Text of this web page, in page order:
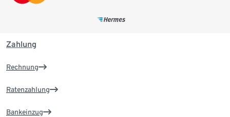
Zahlung
Rechnung
Ratenzahlung
Bankeinzug